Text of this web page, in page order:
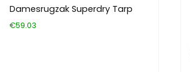
Damesrugzak Superdry Tarp
€59.03